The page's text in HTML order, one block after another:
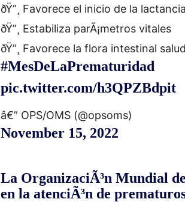
ðŸ”¸ Favorece el inicio de la lactancia
ðŸ”¸ Estabiliza parÃ¡metros vitales
ðŸ”¸ Favorece la flora intestinal
#MesDeLaPrematuridad
pic.twitter.com/h3QPZBdpit
â€” OPS/OMS (@opsoms)
November 15, 2022
La OrganizaciÃ³n Mundial
en la atenciÃ³n de